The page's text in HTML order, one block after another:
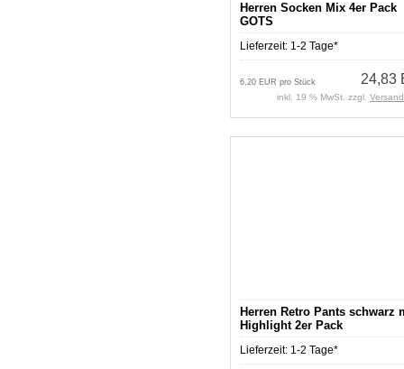
Herren Socken Mix 4er Pack
GOTS
Lieferzeit: 1-2 Tage*
24,83
6,20 EUR pro Stück
inkl. 19 % MwSt. zzgl.
Herren Retro Pants schwarz
Highlight 2er Pack
Lieferzeit: 1-2 Tage*